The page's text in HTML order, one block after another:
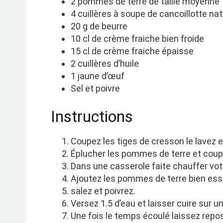
4 cuillères à soupe de cancoillotte
20 g de beurre
10 cl de crème fraiche bien froide
15 cl de crème fraiche épaisse
2 cuillères d’huile
1 jaune d’œuf
Sel et poivre
Instructions
Coupez les tiges de cresson le lavez
Éplucher les pommes de terre et
Dans une casserole faite chauffer
Ajoutez les pommes de terre bien
salez et poivrez.
Versez 1.5 d’eau et laisser cuire sur
Une fois le temps écoulé laissez